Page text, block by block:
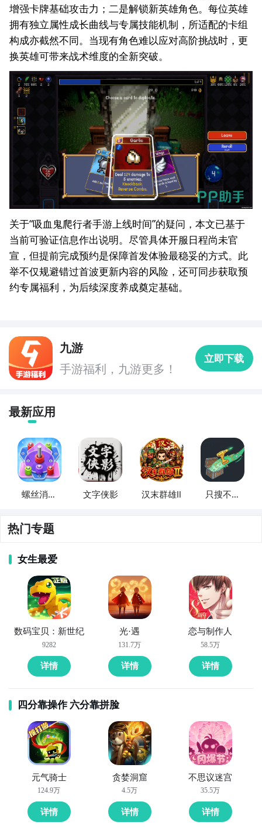
增强卡牌基础攻击力；二是解锁新英雄角色。每位英雄
拥有独立属性成长曲线与专属技能机制，所适配的卡组
构成亦截然不同。当现有角色难以应对高阶挑战时，更
换英雄可带来战术维度的全新突破。
关于“吸血鬼爬行者手游上线时间”的疑问，本文已基于
当前可验证信息作出说明。尽管具体开服日程尚未官
宣，但提前完成预约是保障首发体验最稳妥的方式。此
举不仅规避错过首波更新内容的风险，还可同步获取预
约专属福利，为后续深度养成奠定基础。
九游
手游福利，九游更多！
立即下载
最新应用
螺丝消消
文字侠影 汉末群雄Ⅱ
只搜不打
热门专题
女生最爱
数码宝贝：新世纪
9282
详情
光·遇
131.7万
详情
恋与制作人
58.5万
详情
四分靠操作 六分靠拼脸
元气骑士
124.9万
详情
贪婪洞窟
4.5万
详情
不思议迷宫
35.5万
详情